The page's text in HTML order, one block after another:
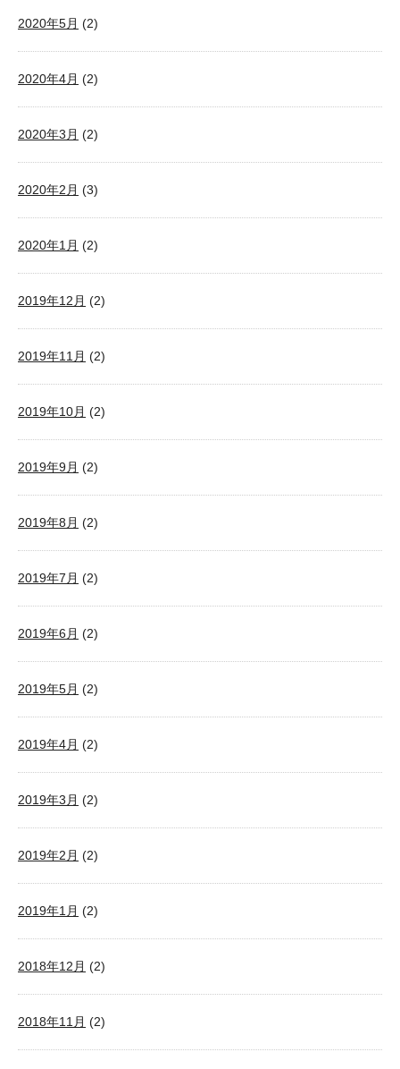
2020年5月 (2)
2020年4月 (2)
2020年3月 (2)
2020年2月 (3)
2020年1月 (2)
2019年12月 (2)
2019年11月 (2)
2019年10月 (2)
2019年9月 (2)
2019年8月 (2)
2019年7月 (2)
2019年6月 (2)
2019年5月 (2)
2019年4月 (2)
2019年3月 (2)
2019年2月 (2)
2019年1月 (2)
2018年12月 (2)
2018年11月 (2)